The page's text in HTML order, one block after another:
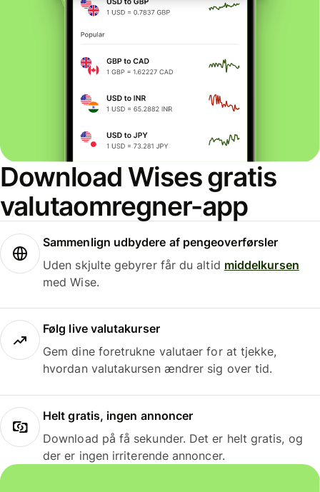
Download Wises gratis
valutaomregner-app
Sammenlign udbydere af pengeoverførsler
Uden skjulte gebyrer får du altid middelkursen
med Wise.
Følg live valutakurser
Gem dine foretrukne valutaer for at tjekke,
hvordan valutakursen ændrer sig over tid.
Helt gratis, ingen annoncer
Download på få sekunder. Det er helt gratis, og
der er ingen irriterende annoncer.